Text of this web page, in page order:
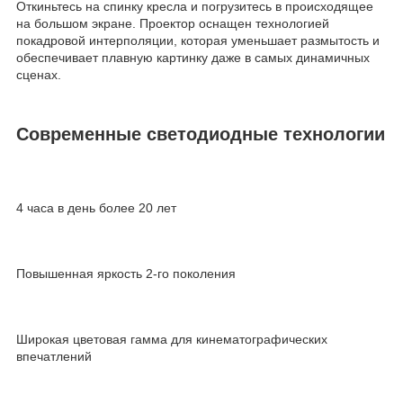
Откиньтесь на спинку кресла и погрузитесь в происходящее
на большом экране. Проектор оснащен технологией
покадровой интерполяции, которая уменьшает размытость и
обеспечивает плавную картинку даже в самых динамичных
сценах.
Современные светодиодные технологии
4 часа в день более 20 лет
Повышенная яркость 2-го поколения
Широкая цветовая гамма для кинематографических
впечатлений